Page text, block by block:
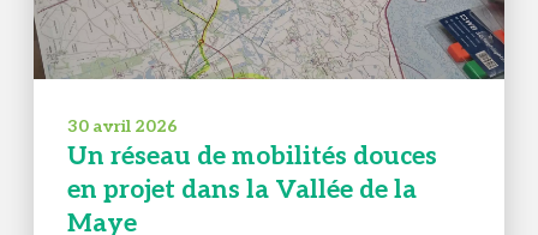
30 avril 2026
Un réseau de mobilités douces
en projet dans la Vallée de la
Maye